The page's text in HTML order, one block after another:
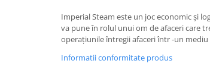
Imperial Steam este un joc economic și
va pune în rolul unui om de afaceri care
operațiunile întregii afaceri într -un
Informatii conformitate produs